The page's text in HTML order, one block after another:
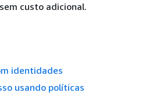
custo adicional.
identidades
usando políticas